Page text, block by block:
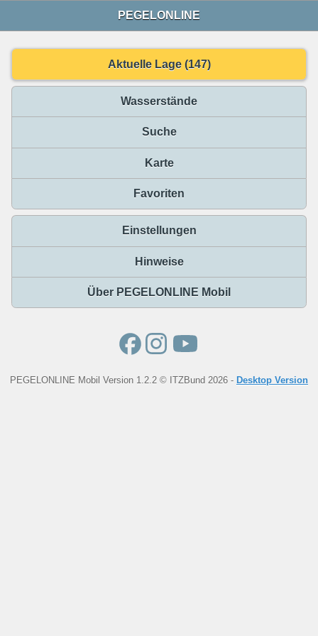
PEGELONLINE
Aktuelle Lage (147)
Wasserstände
Suche
Karte
Favoriten
Einstellungen
Hinweise
Über PEGELONLINE Mobil
PEGELONLINE Mobil Version 1.2.2 © ITZBund 2026 - Desktop Version